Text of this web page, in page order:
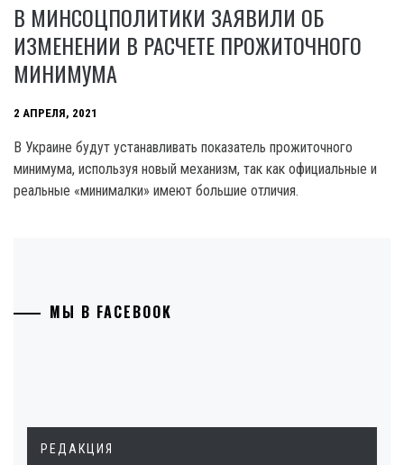
В МИНСОЦПОЛИТИКИ ЗАЯВИЛИ ОБ
ИЗМЕНЕНИИ В РАСЧЕТЕ ПРОЖИТОЧНОГО
МИНИМУМА
2 АПРЕЛЯ, 2021
В Украине будут устанавливать показатель прожиточного
минимума, используя новый механизм, так как официальные и
реальные «минималки» имеют большие отличия.
МЫ В FACEBOOK
РЕДАКЦИЯ